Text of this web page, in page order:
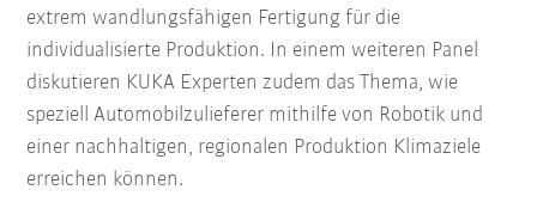
extrem wandlungsfähigen Fertigung für die
individualisierte Produktion. In einem weiteren Panel
diskutieren KUKA Experten zudem das Thema, wie
speziell Automobilzulieferer mithilfe von Robotik und
einer nachhaltigen, regionalen Produktion Klimaziele
erreichen können.